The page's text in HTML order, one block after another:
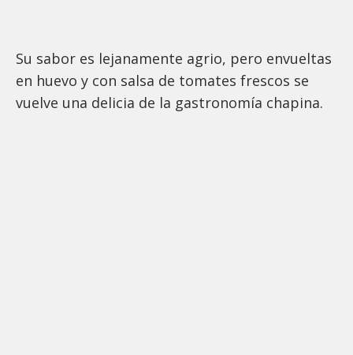
Su sabor es lejanamente agrio, pero envueltas
en huevo y con salsa de tomates frescos se
vuelve una delicia de la gastronomía chapina.